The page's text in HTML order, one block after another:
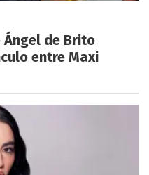
de Brito
entre Maxi